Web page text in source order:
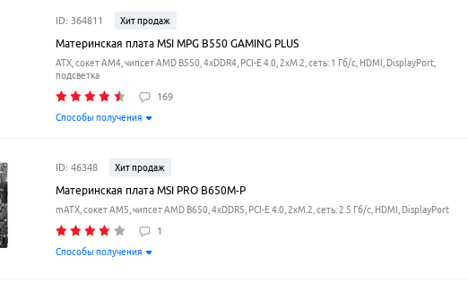
ID: 364811 Хит продаж
Материнская плата MSI MPG B550 GAMING PLUS
ATX, сокет AM4, чипсет AMD B550, 4xDDR4, PCI-E 4.0, 2xM.2, сеть: 1 Гб/с, HDMI, DisplayPort,
подсветка
169
Способы получения
ID: 46348 Хит продаж
Материнская плата MSI PRO B650M-P
mATX, сокет AM5, чипсет AMD B650, 4xDDR5, PCI-E 4.0, 2xM.2, сеть: 2.5 Гб/с, HDMI, DisplayPort
1
Способы получения